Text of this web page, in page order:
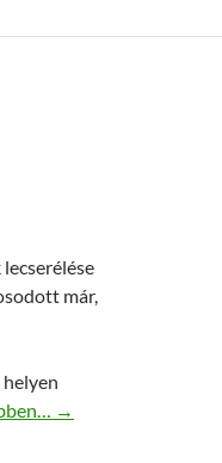
már,
szőnyegek a lakásban
→